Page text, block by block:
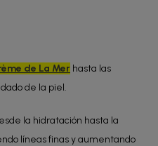
de La Mer hasta las
de la piel.
la hidratación hasta la
líneas finas y aumentando